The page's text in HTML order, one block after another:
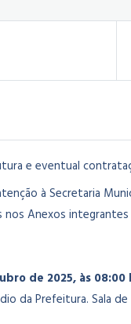
e eventual
à Secretaria
Anexos
de 2025, às 08:00
da Prefeitura. Sala